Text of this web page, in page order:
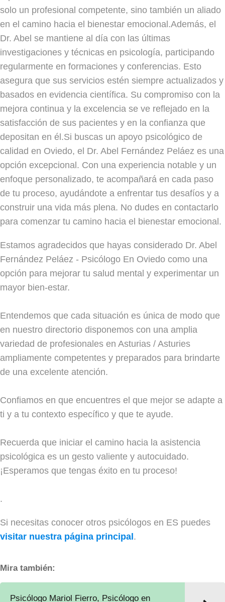
solo un profesional competente, sino también un aliado
en el camino hacia el bienestar emocional.Además, el
Dr. Abel se mantiene al día con las últimas
investigaciones y técnicas en psicología, participando
regularmente en formaciones y conferencias. Esto
asegura que sus servicios estén siempre actualizados y
basados en evidencia científica. Su compromiso con la
mejora continua y la excelencia se ve reflejado en la
satisfacción de sus pacientes y en la confianza que
depositan en él.Si buscas un apoyo psicológico de
calidad en Oviedo, el Dr. Abel Fernández Peláez es una
opción excepcional. Con una experiencia notable y un
enfoque personalizado, te acompañará en cada paso
de tu proceso, ayudándote a enfrentar tus desafíos y a
construir una vida más plena. No dudes en contactarlo
para comenzar tu camino hacia el bienestar emocional.
Estamos agradecidos que hayas considerado Dr. Abel
Fernández Peláez - Psicólogo En Oviedo como una
opción para mejorar tu salud mental y experimentar un
mayor bien-estar.
Entendemos que cada situación es única de modo que
en nuestro directorio disponemos con una amplia
variedad de profesionales en Asturias / Asturies
ampliamente competentes y preparados para brindarte
de una excelente atención.
Confiamos en que encuentres el que mejor se adapte a
ti y a tu contexto específico y que te ayude.
Recuerda que iniciar el camino hacia la asistencia
psicológica es un gesto valiente y autocuidado.
¡Esperamos que tengas éxito en tu proceso!
.
Si necesitas conocer otros psicólogos en ES puedes
visitar nuestra página principal.
Mira también:
Psicólogo Mariol Fierro, Psicólogo en